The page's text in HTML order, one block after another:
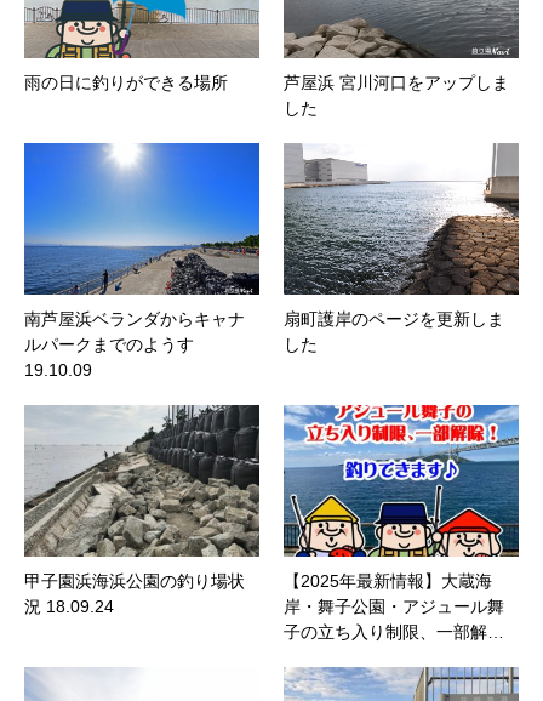
雨の日に釣りができる場所
芦屋浜 宮川河口をアップしま
した
南芦屋浜ベランダからキャナ
ルパークまでのようす
19.10.09
扇町護岸のページを更新しま
した
甲子園浜海浜公園の釣り場状
況 18.09.24
【2025年最新情報】大蔵海
岸・舞子公園・アジュール舞
子の立ち入り制限、一部解…